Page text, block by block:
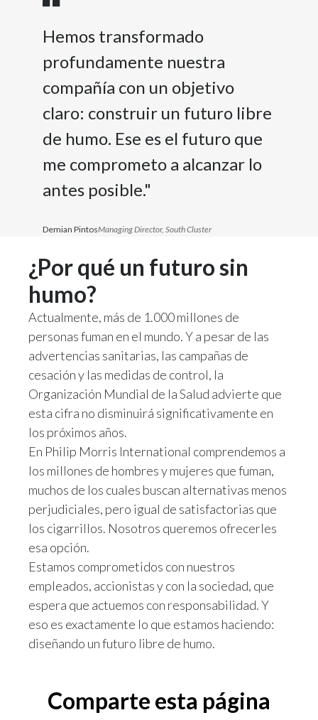
Hemos transformado
profundamente nuestra
compañía con un objetivo
claro: construir un futuro libre
de humo. Ese es el futuro que
me comprometo a alcanzar lo
antes posible."
Demian PintosManaging Director, South Cluster
¿Por qué un futuro sin
humo?​
Actualmente, más de 1.000 millones de
personas fuman en el mundo. Y a pesar de las
advertencias sanitarias, las campañas de
cesación y las medidas de control, la
Organización Mundial de la Salud advierte que
esta cifra no disminuirá significativamente en
los próximos años.​
En Philip Morris International comprendemos a
los millones de hombres y mujeres que fuman,
muchos de los cuales buscan alternativas menos
perjudiciales, pero igual de satisfactorias que
los cigarrillos. Nosotros queremos ofrecerles
esa opción.​
Estamos comprometidos con nuestros
empleados, accionistas y con la sociedad, que
espera que actuemos con responsabilidad. Y
eso es exactamente lo que estamos haciendo:
diseñando un futuro libre de humo.
Comparte esta página